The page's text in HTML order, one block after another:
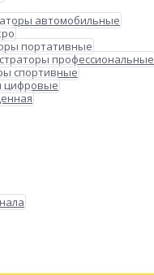
автомобильные
портативные
профессиональные
спортивные
цифровые